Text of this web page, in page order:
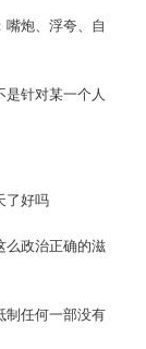
炮、浮夸、自
针对某一个人
了好吗
么政治正确的滋
制任何一部没有